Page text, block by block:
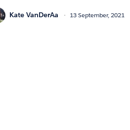
Kate VanDerAa 13 September, 2021